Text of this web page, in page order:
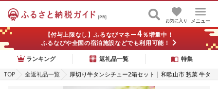
[PR]
メニュー
お気に入り
【付与上限なし】ふるなびマネー4％増量中！
ふるなびや全国の宿泊施設などでも利用可能！
ランキング
返礼品一覧
特集
TOP
全返礼品一覧
厚切り牛タンシチュー2箱セット | 和歌山市 惣菜 牛タ
ンシチュー 洋風煮込み 人気 おすすめ 牛肉加工品 レト